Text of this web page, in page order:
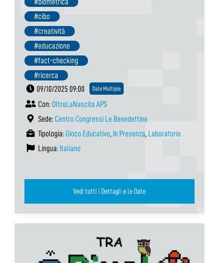
#cibo
#creatività
#educazione
#fact-checking
#ricerca
09/10/2025 09:00
Date Multiple
Con: OltreLaNascita APS
Sede: Centro Congressi Le Benedettine
Tipologia: Gioco Educativo, In Presenza, Laboratorio
Lingua: Italiano
Vedi tutti i Dettagli e le Date